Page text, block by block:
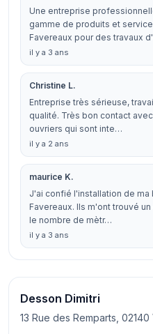
Une entreprise
gamme de produits et
Favereaux pour des travaux
il y a 3 ans
Christine L.
Entreprise très sérieuse,
qualité. Très bon contact
ouvriers qui sont inte…
il y a 2 ans
maurice K.
J'ai confié l'installation de
Favereaux. Ils m'ont trouvé
le nombre de mètr…
il y a 3 ans
Desson Dimitri
13 Rue des Remparts, 02140